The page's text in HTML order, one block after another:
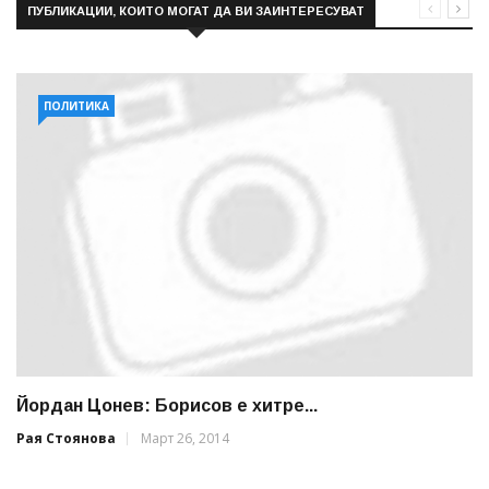
ПУБЛИКАЦИИ, КОИТО МОГАТ ДА ВИ ЗАИНТЕРЕСУВАТ
ПОЛИТИКА
Йордан Цонев: Борисов е хитре...
Рая Стоянова
Март 26, 2014